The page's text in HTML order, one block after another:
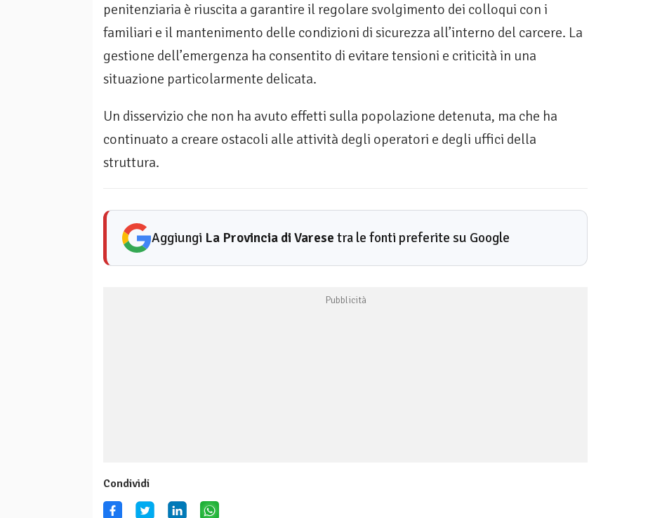
penitenziaria è riuscita a garantire il regolare svolgimento dei colloqui con i
familiari e il mantenimento delle condizioni di sicurezza all’interno del carcere. La
gestione dell’emergenza ha consentito di evitare tensioni e criticità in una
situazione particolarmente delicata.
Un disservizio che non ha avuto effetti sulla popolazione detenuta, ma che ha
continuato a creare ostacoli alle attività degli operatori e degli uffici della
struttura.
Aggiungi La Provincia di Varese tra le fonti preferite su Google
Condividi